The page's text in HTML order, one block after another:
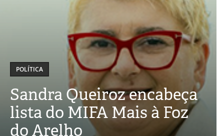
POLÍTICA
Sandra Queiroz encabeça
lista do MIFA Mais à Foz
do Arelho